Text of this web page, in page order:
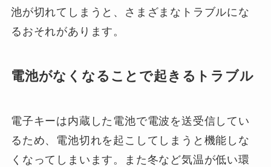
池が切れてしまうと、さまざまなトラブルにな
るおそれがあります。
電池がなくなることで起きるトラブル
電子キーは内蔵した電池で電波を送受信してい
るため、電池切れを起こしてしまうと機能しな
くなってしまいます。また冬など気温が低い環